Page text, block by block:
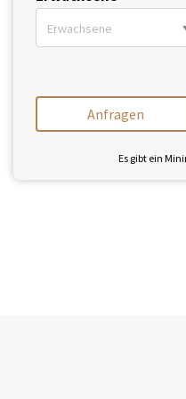
Erwachsene
Anfragen
Es gibt ein